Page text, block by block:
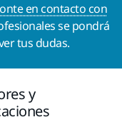
en contacto con
se pondrá
tus dudas.
y